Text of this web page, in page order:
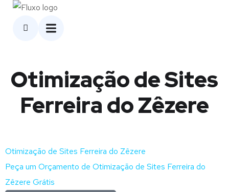
Otimização de Sites
Ferreira do Zêzere
Otimização de Sites Ferreira do Zêzere
Peça um Orçamento de Otimização de Sites Ferreira do
Zêzere Grátis